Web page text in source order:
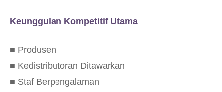
Keunggulan Kompetitif Utama
■ Produsen
■ Kedistributoran Ditawarkan
■ Staf Berpengalaman